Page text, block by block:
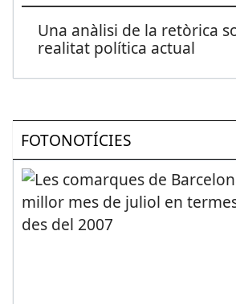
Una anàlisi de la retòrica
realitat política actual
FOTONOTÍCIES